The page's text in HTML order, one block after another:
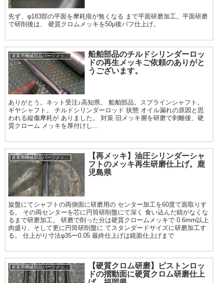
先ず、φ183部の平面を摩耗痕が無くなる まで平面研磨加工。平面研磨
で研削後は、 硬質クロムメッキを50μ後バフ仕上げ。
産業用機械部品パーツメッキ加工履歴
船舶部品のチルドシリンダーロッ
ドの再生メッキご依頼のありがと
うございます。
ありがとう。ネット受注♪高知県。 船舶部品。スプラインシャフト。
ギヤシャフト。 チルドシリンダーロッド 状態 オイル漏れの原因と思
われる縦傷摩耗が ありました。 対策 旧メッキ層を研磨で剥離後、硬
質クローム メッキを厚付けし...
【再メッキ】油圧シリンダーシャ
フトのメッキ再生研磨仕上げ。鹿
児島県
旋盤にてシャフトの両側面に研磨用の センター加工を60度て面取りす
る。 その両センターを芯に円筒研削盤にて深く 食い込んだ錆がなくな
るまで研磨加工。 研磨で削った分は硬質クロームメッキで 0.6mm以上
肉盛り、そして更に円筒研削盤に てスタンダードサイズに研磨加工す
る。 仕上がり寸法φ35ー0.05 最終仕上げは鏡面仕上げまで
産業用機械部品パーツメッキ加工履歴
【硬質クロム研磨】ピストンロッ
ドの摺動面に硬質クロム研磨仕上